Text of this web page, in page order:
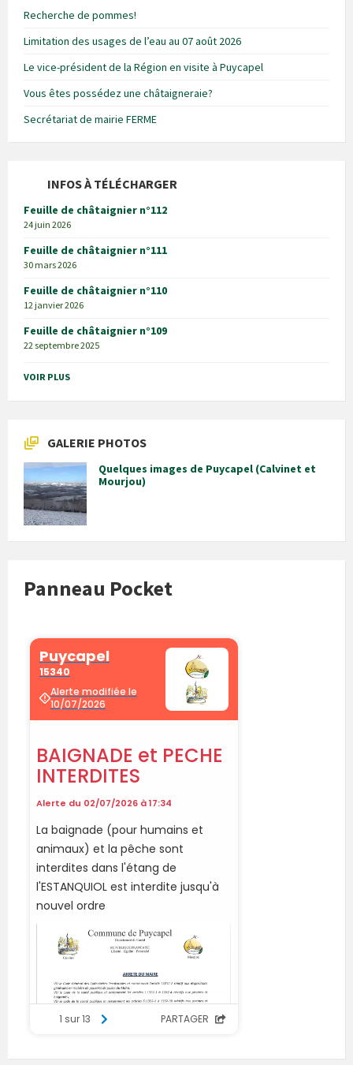
Recherche de pommes!
Limitation des usages de l’eau au 07 août 2026
Le vice-président de la Région en visite à Puycapel
Vous êtes possédez une châtaigneraie?
Secrétariat de mairie FERME
INFOS À TÉLÉCHARGER
Feuille de châtaignier n°112
24 juin 2026
Feuille de châtaignier n°111
30 mars 2026
Feuille de châtaignier n°110
12 janvier 2026
Feuille de châtaignier n°109
22 septembre 2025
VOIR PLUS
GALERIE PHOTOS
Quelques images de Puycapel (Calvinet et
Mourjou)
Panneau Pocket